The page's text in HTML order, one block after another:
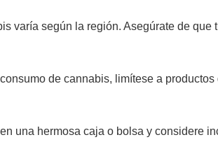
varía según la región. Asegúrate de que
de cannabis, limítese a
una hermosa caja o bolsa y considere